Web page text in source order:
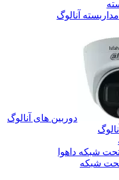
آنالوگ
دوربین های آنالوگ
شبکه داهوا
شبکه